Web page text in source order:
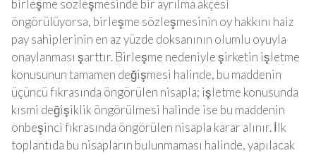
birleşme sözleşmesinde bir ayrılma akçesi
öngörülüyorsa, birleşme sözleşmesinin oy hakkını haiz
pay sahiplerinin en az yüzde doksanının olumlu oyuyla
onaylanması şarttır. Birleşme nedeniyle şirketin işletme
konusunun tamamen değişmesi halinde, bu maddenin
üçüncü fıkrasında öngörülen nisapla; işletme konusunda
kısmi değişiklik öngörülmesi halinde ise bu maddenin
onbeşinci fıkrasında öngörülen nisapla karar alınır. İlk
toplantıda bu nisapların bulunmaması halinde, yapılacak